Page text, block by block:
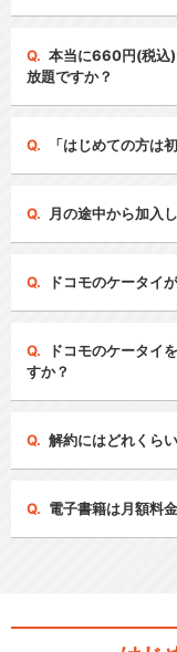
本当に660円(税込
放題ですか？
「はじめての方は
月の途中から加入
ドコモのケータイ
ドコモのケータイ
すか？
解約にはどれくら
電子書籍は月額料